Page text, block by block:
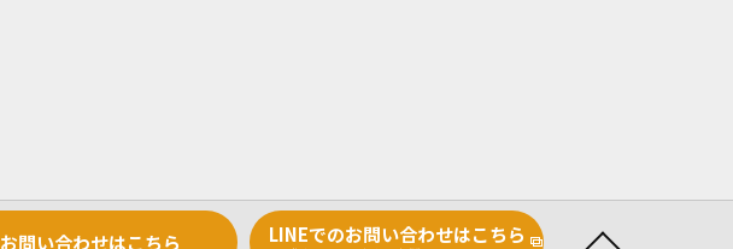
お問い合わせはこちら LINEでのお問い合わせはこちら